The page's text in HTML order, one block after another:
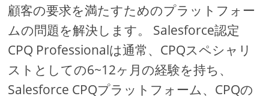
顧客の要求を満たすためのプラットフォー
ムの問題を解決します。 Salesforce認定
CPQ Professionalは通常、CPQスペシャリ
ストとしての6~12ヶ月の経験を持ち、
Salesforce CPQプラットフォーム、CPQの